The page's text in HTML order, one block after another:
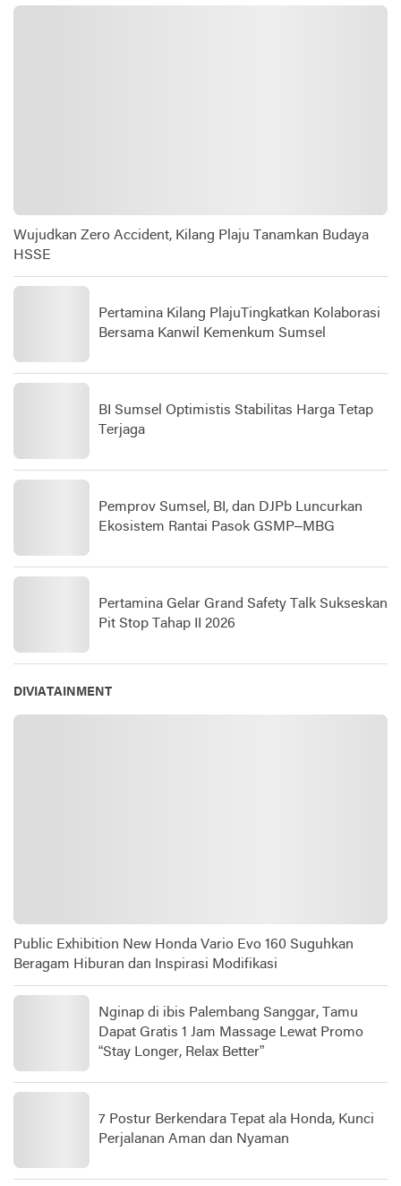
Wujudkan Zero Accident, Kilang Plaju Tanamkan Budaya
HSSE
Pertamina Kilang PlajuTingkatkan Kolaborasi
Bersama Kanwil Kemenkum Sumsel
BI Sumsel Optimistis Stabilitas Harga Tetap
Terjaga
Pemprov Sumsel, BI, dan DJPb Luncurkan
Ekosistem Rantai Pasok GSMP–MBG
Pertamina Gelar Grand Safety Talk Sukseskan
Pit Stop Tahap II 2026
DIVIATAINMENT
Public Exhibition New Honda Vario Evo 160 Suguhkan
Beragam Hiburan dan Inspirasi Modifikasi
Nginap di ibis Palembang Sanggar, Tamu
Dapat Gratis 1 Jam Massage Lewat Promo
“Stay Longer, Relax Better”
7 Postur Berkendara Tepat ala Honda, Kunci
Perjalanan Aman dan Nyaman